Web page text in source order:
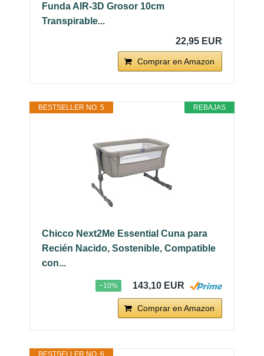
Funda AIR-3D Grosor 10cm
Transpirable...
22,95 EUR
Comprar en Amazon
REBAJAS
BESTSELLER NO. 5
Chicco Next2Me Essential Cuna para
Recién Nacido, Sostenible, Compatible
con...
−10% 143,10 EUR
Comprar en Amazon
BESTSELLER NO. 6